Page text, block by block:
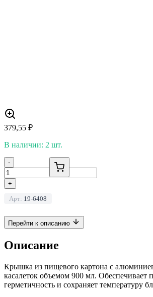
379,55 ₽
В наличии: 2 шт.
-
+
Арт: 19-6408
Перейти к описанию
Описание
Крышка из пищевого картона с
касалеток объемом 900 мл. Обеспечивает
герметичность и сохраняет температуру